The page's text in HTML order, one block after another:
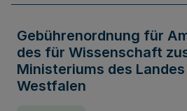
Gebührenordnung für
des für Wissenschaft
Ministeriums des
Westfalen